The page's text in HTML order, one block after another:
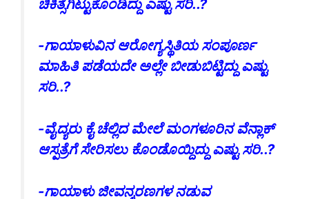
ಚಿಕಿತ್ಸೆಗಿಟ್ಟುಕೊಂಡಿದ್ದು ಎಷ್ಟು ಸರಿ..?
-ಗಾಯಾಳುವಿನ ಆರೋಗ್ಯಸ್ಥಿತಿಯ ಸಂಪೂರ್ಣ
ಮಾಹಿತಿ ಪಡೆಯದೇ ಅಲ್ಲೇ ಬೀಡುಬಿಟ್ಟಿದ್ದು ಎಷ್ಟು
ಸರಿ..?
-ವೈದ್ಯರು ಕೈ ಚೆಲ್ಲಿದ ಮೇಲೆ ಮಂಗಳೂರಿನ ವೆನ್ಲಾಕ್
ಆಸ್ಪತ್ರೆಗೆ ಸೇರಿಸಲು ಕೊಂಡೊಯ್ದಿದ್ದು ಎಷ್ಟು ಸರಿ..?
-ಗಾಯಾಳು ಜೀವನ್ಮರಣಗಳ ನಡುವ